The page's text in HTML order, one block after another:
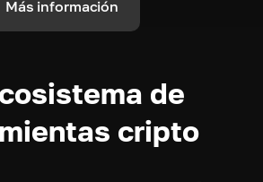
Más información
de
cripto